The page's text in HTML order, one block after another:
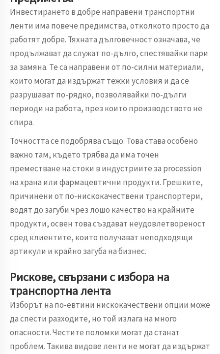
Инвестирането в добре направени транспортни
ленти има повече предимства, отколкото просто да
работят добре. Тяхната дълговечност означава, че
продължават да служат по-дълго, спестявайки пари
за замяна. Те са направени от по-силни материали,
които могат да издържат тежки условия и да се
разрушават по-рядко, позволявайки по-дълги
периоди на работа, през които производството не
спира.
Точността се подобрява също. Това става особено
важно там, където трябва да има точен
преместване на стоки в индустриите за procession
на храна или фармацевтични продукти. Грешките,
причинени от по-нискокачествени транспортери,
водят до загуби чрез лошо качество на крайните
продукти, освен това създават неудовлетвореност
сред клиентите, които получават неподходящи
артикули и крайно загуба на бизнес.
Рискове, свързани с избора на
транспортна лента
Изборът на по-евтини нискокачествени опции може
да спести разходите, но той излага на много
опасности. Честите поломки могат да станат
проблем. Такива видове ленти не могат да издържат